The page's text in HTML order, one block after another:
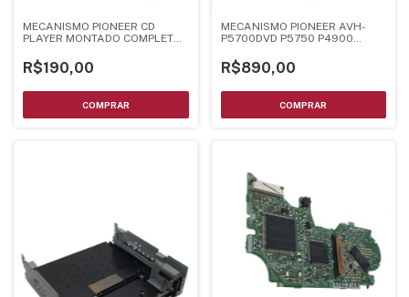
MECANISMO PIONEER CD
PLAYER MONTADO COMPLETO
R$190,00
MECANISMO PIONEER AVH-
P5700DVD P5750 P4900
COMPLETO C/ UNIDADE OPTICA
-CXK6421
R$890,00